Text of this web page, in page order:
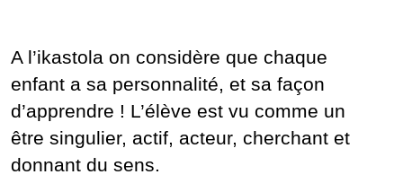
A l’ikastola on considère que chaque
enfant a sa personnalité, et sa façon
d’apprendre ! L’élève est vu comme un
être singulier, actif, acteur, cherchant et
donnant du sens.